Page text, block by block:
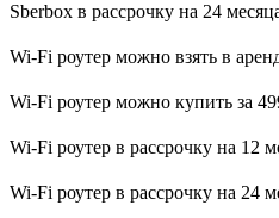
Sberbox в рассрочку на 24
Wi-Fi роутер можно взять в
Wi-Fi роутер можно купить за
Wi-Fi роутер в рассрочку на 12
Wi-Fi роутер в рассрочку на 24